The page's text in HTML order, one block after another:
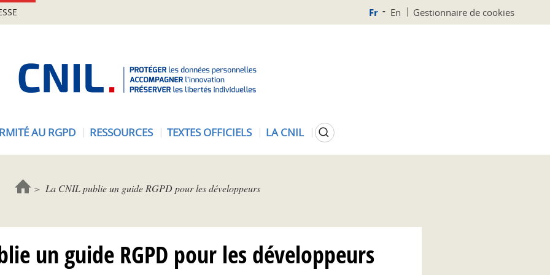
Fr En Gestionnaire de cookies
N
AU RGPD RESSOURCES TEXTES OFFICIELS LA CNIL Rechercher
La CNIL publie un guide RGPD pour les développeurs
un guide RGPD pour les développeurs